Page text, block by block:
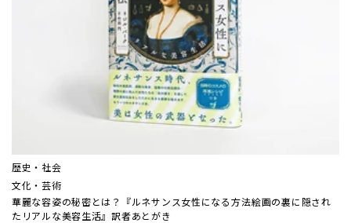
歴史・社会
文化・芸術
華麗な容姿の秘密とは？『ルネサンス女性になる方法――絵画の裏に隠され
たリアルな美容生活』訳者あとがき